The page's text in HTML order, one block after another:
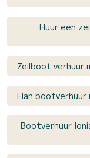
Huur een
Zeilboot verhuur
Elan
Bootverhuur